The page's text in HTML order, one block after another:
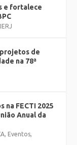
e fortalece
de
na 78ª
na FECTI 2025
Anual da
, Eventos,